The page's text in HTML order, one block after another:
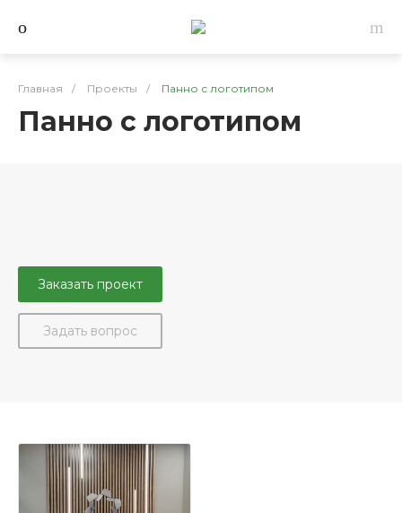
Главная / Проекты / Панно с логотипом
Панно с логотипом
Заказать проект
Задать вопрос